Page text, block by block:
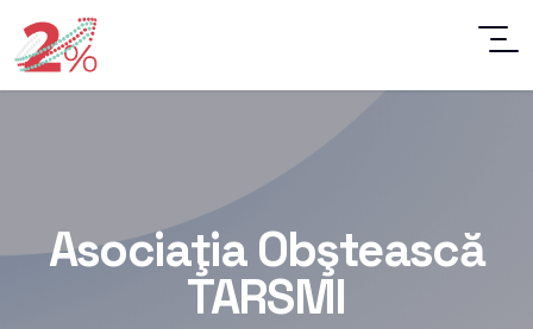
Asociaţia Obştească
TARSMI